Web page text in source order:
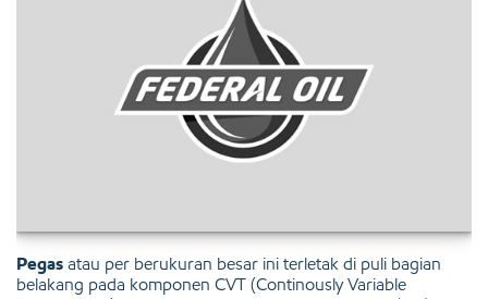
Pegas atau per berukuran besar ini terletak di puli bagian
belakang pada komponen CVT (Continously Variable